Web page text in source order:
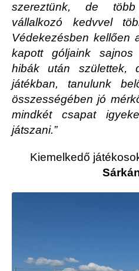
szereztünk, de
vállalkozó kedvvel
Védekezésben kellően
kapott góljaink
hibák után
játékban, tanulunk
összességében jó
mindkét csapat
játszani.”
Kiemelkedő